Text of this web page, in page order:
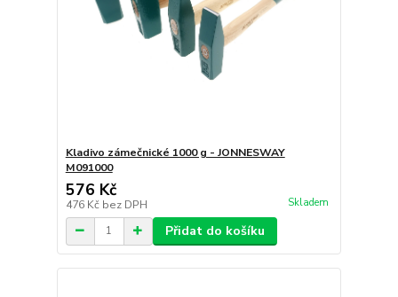
Kladivo zámečnické 1000 g - JONNESWAY
M091000
576 Kč
476 Kč bez DPH Skladem
Přidat do košíku